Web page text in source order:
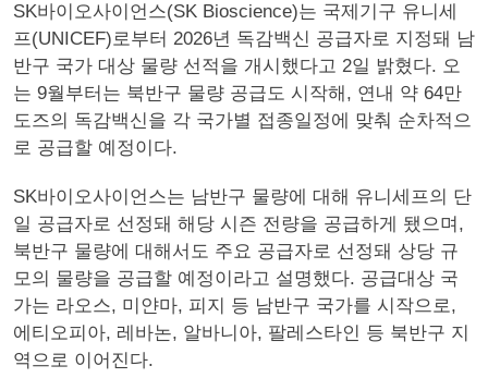
SK바이오사이언스(SK Bioscience)는 국제기구 유니세
프(UNICEF)로부터 2026년 독감백신 공급자로 지정돼 남
반구 국가 대상 물량 선적을 개시했다고 2일 밝혔다. 오
는 9월부터는 북반구 물량 공급도 시작해, 연내 약 64만
도즈의 독감백신을 각 국가별 접종일정에 맞춰 순차적으
로 공급할 예정이다.
SK바이오사이언스는 남반구 물량에 대해 유니세프의 단
일 공급자로 선정돼 해당 시즌 전량을 공급하게 됐으며,
북반구 물량에 대해서도 주요 공급자로 선정돼 상당 규
모의 물량을 공급할 예정이라고 설명했다. 공급대상 국
가는 라오스, 미얀마, 피지 등 남반구 국가를 시작으로,
에티오피아, 레바논, 알바니아, 팔레스타인 등 북반구 지
역으로 이어진다.